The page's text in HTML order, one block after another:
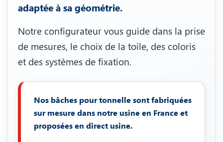
adaptée à sa géométrie.
Notre configurateur vous guide dans la prise
de mesures, le choix de la toile, des coloris
et des systèmes de fixation.
Nos bâches pour tonnelle sont fabriquées
sur mesure dans notre usine en France et
proposées en direct usine.